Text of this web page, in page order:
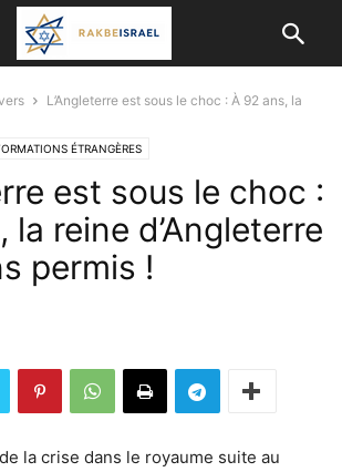
L’Angleterre est sous le choc : À 92 ans, la
ÉTRANGÈRES
est sous le choc :
la reine d’Angleterre
permis !
la crise dans le royaume suite au